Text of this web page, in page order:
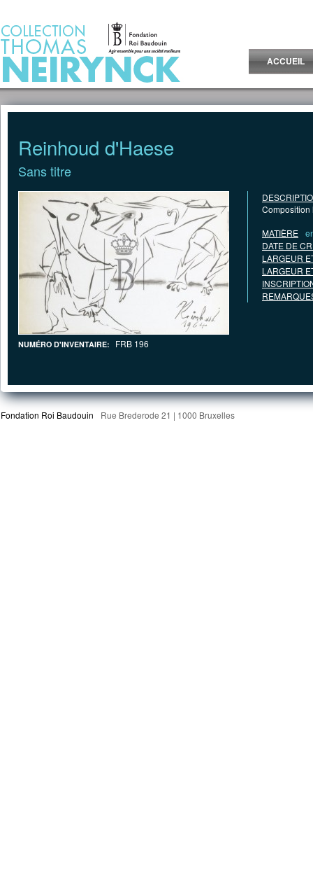
ACCUEIL
Reinhoud d'Haese
Sans titre
NUMÉRO D'INVENTAIRE: FRB 196
Composition
MATIÈRE
DATE DE
LARGEUR
LARGEUR
Fondation Roi Baudouin Rue Brederode 21 | 1000 Bruxelles